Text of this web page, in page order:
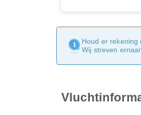
Houd er rekening
Wij streven